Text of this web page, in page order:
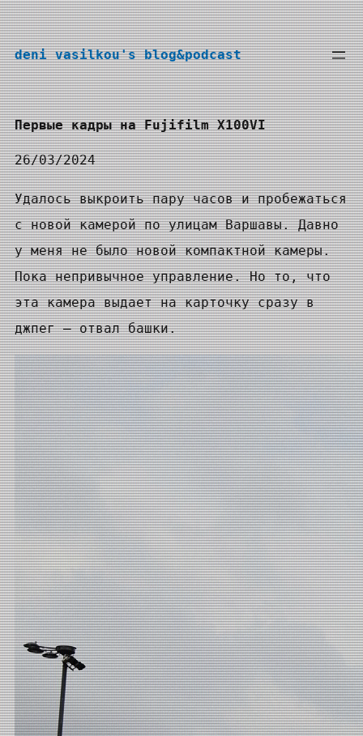
Перейти
к
содержимому
deni vasilkou's blog&podcast
Первые кадры на Fujifilm X100VI
26/03/2024
Удалось выкроить пару часов и пробежаться
с новой камерой по улицам Варшавы. Давно
у меня не было новой компактной камеры.
Пока непривычное управление. Но то, что
эта камера выдает на карточку сразу в
джпег — отвал башки.